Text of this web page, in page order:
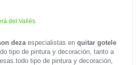
del Vallés
dezaespecialistas en quitar gotele
tipo de pintura y decoración, tanto a
tipo de pintura y decoración,